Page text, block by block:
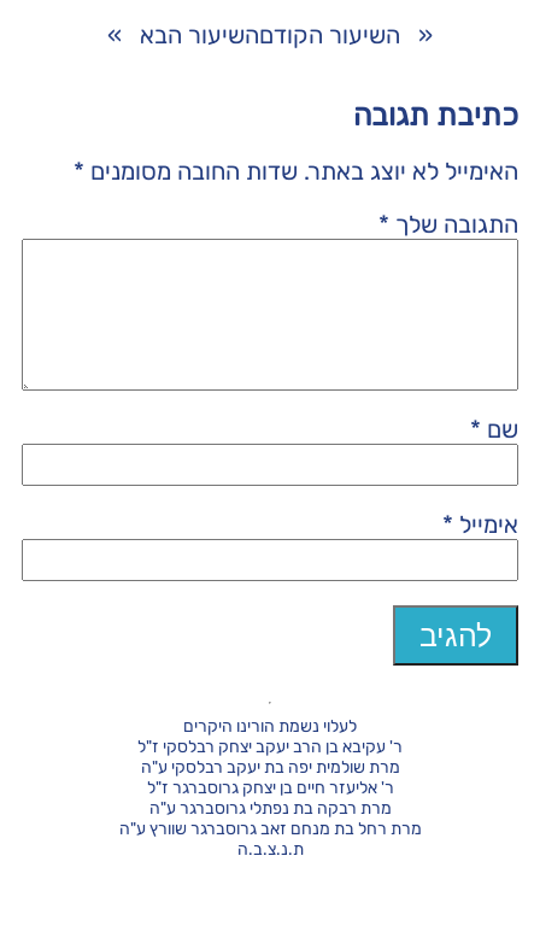
« השיעור הקודםהשיעור הבא »
כתיבת תגובה
האימייל לא יוצג באתר. שדות החובה מסומנים *
התגובה שלך *
שם *
אימייל *
לעלוי נשמת הורינו היקרים
ר' עקיבא בן הרב יעקב יצחק רבלסקי ז"ל
מרת שולמית יפה בת יעקב רבלסקי ע"ה
ר' אליעזר חיים בן יצחק גרוסברגר ז"ל
מרת רבקה בת נפתלי גרוסברגר ע"ה
מרת רחל בת מנחם זאב גרוסברגר שוורץ ע"ה
ת.נ.צ.ב.ה